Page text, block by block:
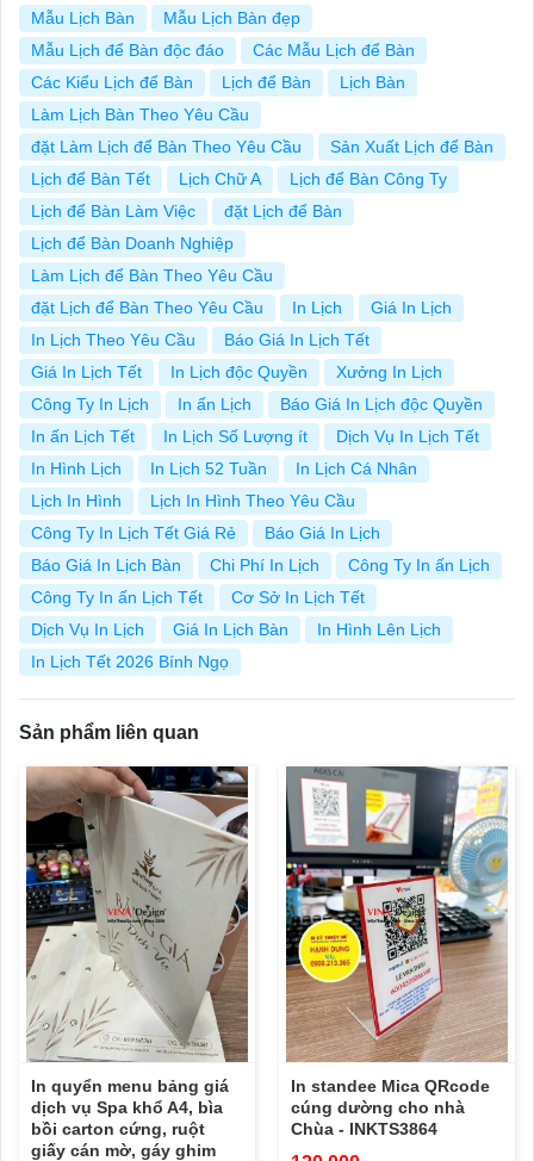
Mẫu Lịch Bàn
Mẫu Lịch Bàn đẹp
Mẫu Lịch để Bàn độc đáo
Các Mẫu Lịch để Bàn
Các Kiểu Lịch để Bàn
Lịch để Bàn
Lịch Bàn
Làm Lịch Bàn Theo Yêu Cầu
đặt Làm Lịch để Bàn Theo Yêu Cầu
Sản Xuất Lịch để Bàn
Lịch để Bàn Tết
Lịch Chữ A
Lịch để Bàn Công Ty
Lịch để Bàn Làm Việc
đặt Lịch để Bàn
Lịch để Bàn Doanh Nghiệp
Làm Lịch để Bàn Theo Yêu Cầu
đặt Lịch để Bàn Theo Yêu Cầu
In Lịch
Giá In Lịch
In Lịch Theo Yêu Cầu
Báo Giá In Lịch Tết
Giá In Lịch Tết
In Lịch độc Quyền
Xưởng In Lịch
Công Ty In Lịch
In ấn Lịch
Báo Giá In Lịch độc Quyền
In ấn Lịch Tết
In Lịch Số Lượng ít
Dịch Vụ In Lịch Tết
In Hình Lịch
In Lịch 52 Tuần
In Lịch Cá Nhân
Lịch In Hình
Lịch In Hình Theo Yêu Cầu
Công Ty In Lịch Tết Giá Rẻ
Báo Giá In Lịch
Báo Giá In Lịch Bàn
Chi Phí In Lịch
Công Ty In ấn Lịch
Công Ty In ấn Lịch Tết
Cơ Sở In Lịch Tết
Dịch Vụ In Lịch
Giá In Lịch Bàn
In Hình Lên Lịch
In Lịch Tết 2026 Bính Ngọ
Sản phẩm liên quan
In quyển menu bảng giá
dịch vụ Spa khổ A4, bìa
bồi carton cứng, ruột
giấy cán mờ, gáy ghim
In standee Mica QRcode
cúng dường cho nhà
Chùa - INKTS3864